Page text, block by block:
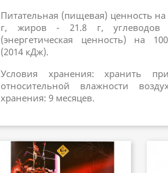
Питательная (пищевая) ценность на
г, жиров - 21.8 г, углеводов
(энергетическая ценность) на
(2014 кДж).
Условия хранения: хранить
относительной влажности
хранения: 9 месяцев.